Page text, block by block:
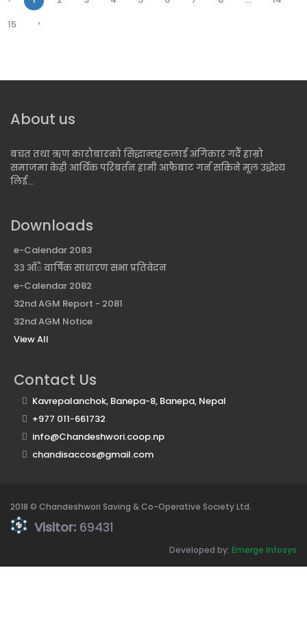
15
›
About us
बचत तथा ऋण कारोबारको सिद्धान्तहरुलाई अंगिकार गर्दै हाम्रो
समाजमा केही आर्थिक परिबर्तन हामी आफैबाट गर्न सकिने मूल उद्धेश्य
लिई...
Downloads
e-Calendar 2083
३३ आँै वार्षिक साधारण सभा प्रतिवेदन
e-Calendar 2082
32nd AGM Report - 2081
32nd AGM Notice
View All
Contact Us
Kavrepalanchok, Banepa-8, Banepa, Nepal
+977 011-661732
info@Chandeshwori.coop.np
chandisaccos@gmail.com
2018 © Chandeshwori Saving & Co-Operative Society Ltd.
Visitor: 69431
Developed by: Emerge Infosys